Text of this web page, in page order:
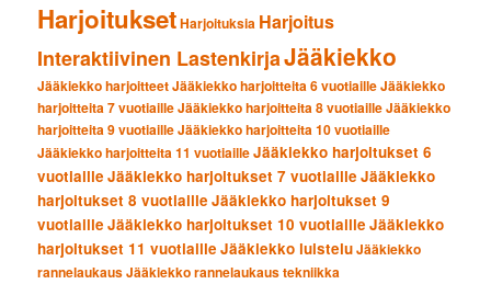
HarjoituksetHarjoituksia Harjoitus
Interaktiivinen LastenkirjaJääkiekko
Jääkiekko harjoitteetJääkiekko harjoitteita 6 vuotiailleJääkiekko
harjoitteita 7 vuotiailleJääkiekko harjoitteita 8 vuotiailleJääkiekko
harjoitteita 9 vuotiailleJääkiekko harjoitteita 10 vuotiaille
Jääkiekko harjoitteita 11 vuotiailleJääkiekko harjoitukset 6
vuotiaille Jääkiekko harjoitukset 7 vuotiaille Jääkiekko
harjoitukset 8 vuotiaille Jääkiekko harjoitukset 9
vuotiaille Jääkiekko harjoitukset 10 vuotiaille Jääkiekko
harjoitukset 11 vuotiaille Jääkiekko luisteluJääkiekko
rannelaukausJääkiekko rannelaukaus tekniikka